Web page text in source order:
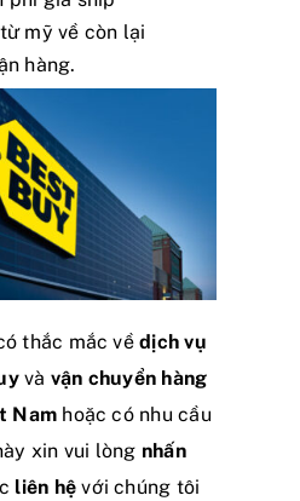
mỹ về còn lại
hàng.
thắc mắc vềdịch vụ
và vận chuyển hàng
Nam hoặc có nhu cầu
xin vui lòng nhấn
liên hệ với chúng tôi